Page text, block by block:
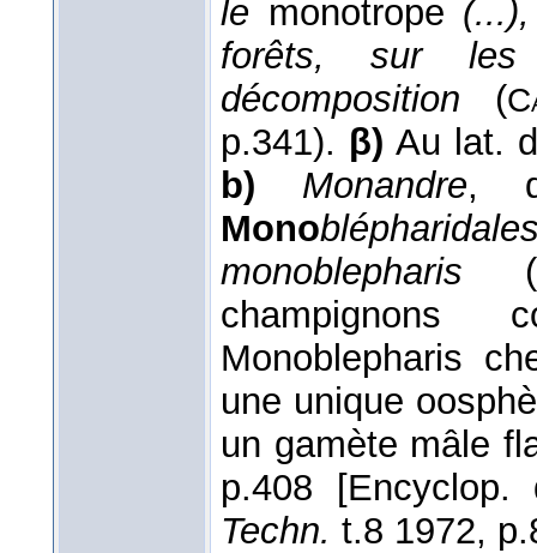
le monotrope
forêts, sur
décomposition (
p.341). β) Au lat.
b)
Monandre,
Mono
monoblepharis (
champignons
Monoblepharis
une unique
un gamète mâle
p.408
Techn. t.8 1972,